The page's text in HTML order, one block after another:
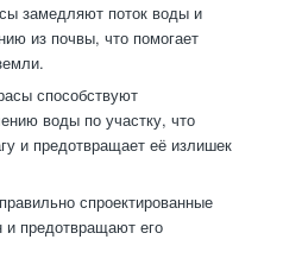
замедляют поток воды и
из почвы, что помогает
способствуют
воды по участку, что
и предотвращает её излишек
спроектированные
и предотвращают его